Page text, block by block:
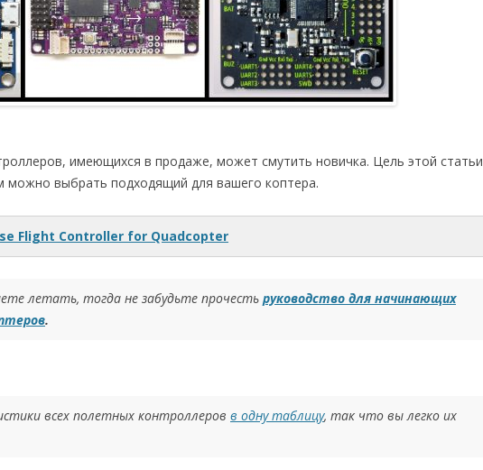
имеющихся в продаже, может смутить новичка. Цель этой статьи
можно выбрать подходящий для вашего коптера.
Flight Controller for Quadcopter
летать, тогда не забудьте прочесть руководство для начинающих
.
всех полетных контроллеров в одну таблицу, так что вы легко их